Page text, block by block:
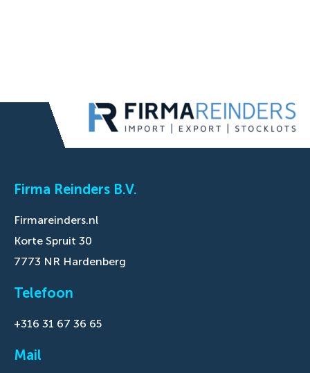
Firma Reinders B.V.
Firmareinders.nl
Korte Spruit 30
7773 NR Hardenberg
Telefoon
+316 31 67 36 65
Mail